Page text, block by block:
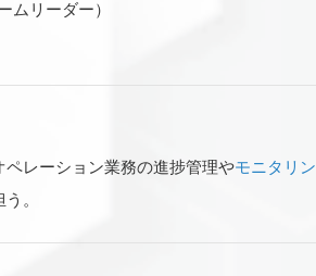
ムリーダー）
レーション業務の進捗管理やモニタリン
。